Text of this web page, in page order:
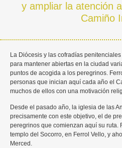
y ampliar la atención
Camiño
La Diócesis y las cofradías
para mantener abiertas en la ciudad
puntos de acogida a los peregrinos.
personas que inician aquí cada año el
muchos de ellos con una motivación
Desde el pasado año, la iglesia de las
precisamente con este objetivo, el de
peregrinos que comienzan aquí su ruta.
templo del Socorro, en Ferrol Vello, y
Merced.